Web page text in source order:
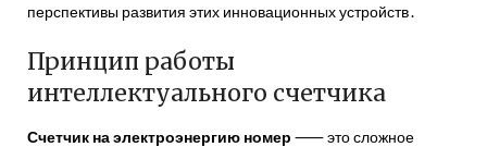
перспективы развития этих инновационных устройств․
Принцип работы
интеллектуального счетчика
Счетчик на электроэнергию номер ⸺ это сложное